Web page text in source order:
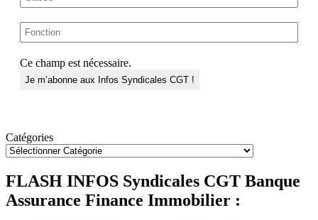
Ce champ est nécessaire.
Catégories
FLASH INFOS Syndicales CGT Banque
Assurance Finance Immobilier :